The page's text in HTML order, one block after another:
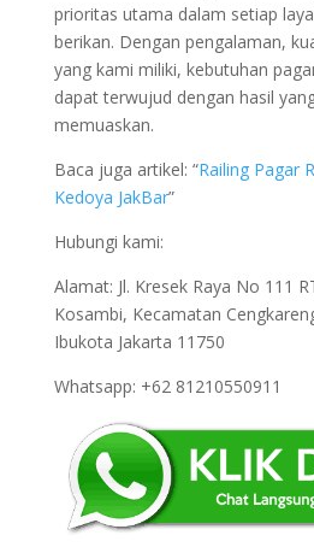
prioritas utama dalam setiap
berikan. Dengan pengalaman,
yang kami miliki, kebutuhan
dapat terwujud dengan hasil
memuaskan.
Baca juga artikel: “Railing Pagar
Kedoya JakBar”
Hubungi kami:
Alamat: Jl. Kresek Raya No 111
Kosambi, Kecamatan
Ibukota Jakarta 11750
Whatsapp: +62 81210550911